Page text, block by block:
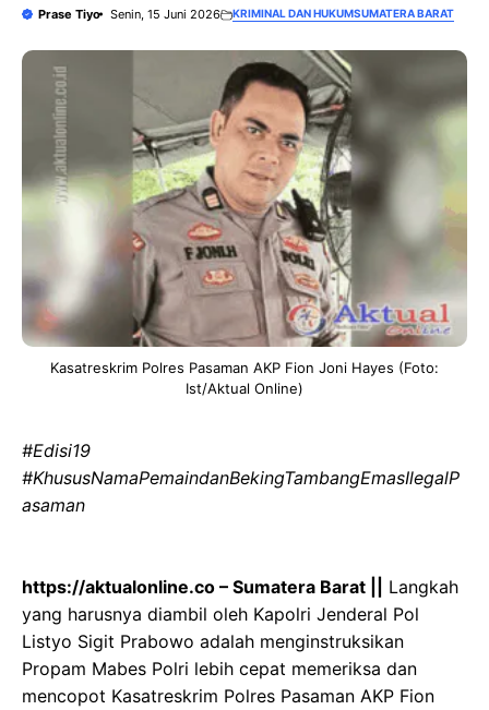
Prase Tiyo Senin, 15 Juni 2026 KRIMINAL DAN HUKUMSUMATERA BARAT
Kasatreskrim Polres Pasaman AKP Fion Joni Hayes (Foto:
Ist/Aktual Online)
#Edisi19
‎#KhususNamaPemaindanBekingTambangEmasIlegalP
asaman
‎https://aktualonline.co – Sumatera Barat ||
Langkah
yang harusnya diambil oleh Kapolri Jenderal Pol
Listyo Sigit Prabowo adalah menginstruksikan
Propam Mabes Polri lebih cepat memeriksa dan
mencopot Kasatreskrim Polres Pasaman AKP Fion